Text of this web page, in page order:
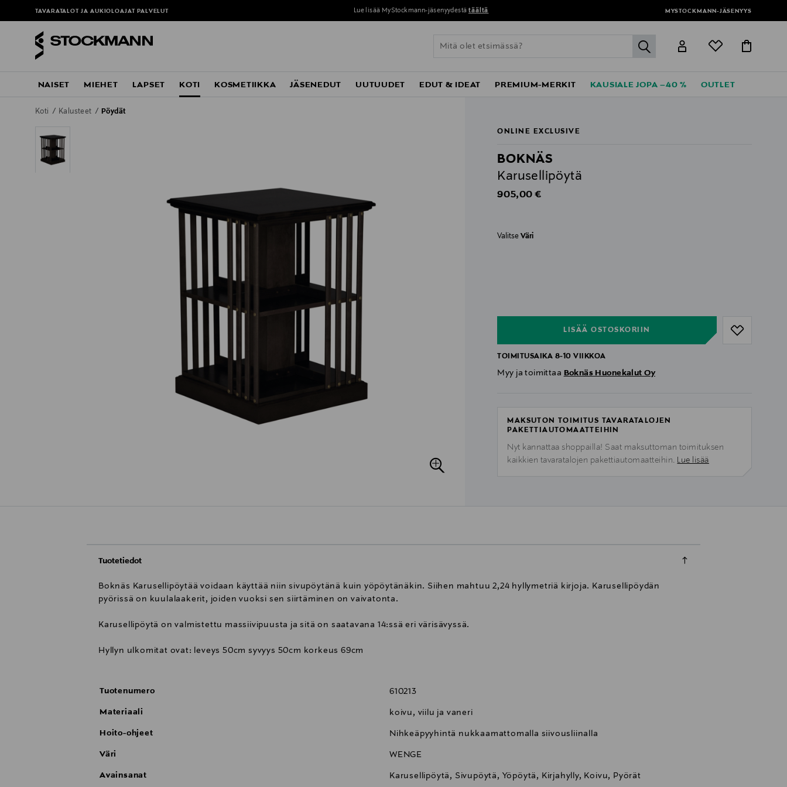
TAVARATALOT JA AUKIOLOAJAT PALVELUT Lue lisää MyStockmann-jäsenyydestä täältä MYSTOCKMANN-JÄSENYYS
label.header.go
NAISET MIEHET LAPSET KOTI KOSMETIIKKA JÄSENEDUT UUTUUDET EDUT & IDEAT PREMIUM-MERKIT KAUSIALE JOPA –40 % OUTLET
Koti Kalusteet Pöydät
ONLINE EXCLUSIVE
BOKNÄS
Karusellipöytä
Original Price
905,00 €
ValitseVäri
LISÄÄ OSTOSKORIIN
TOIMITUSAIKA 8-10 VIIKKOA
Myy ja toimittaa Boknäs Huonekalut Oy
MAKSUTON TOIMITUS TAVARATALOJEN
PAKETTIAUTOMAATTEIHIN
Nyt kannattaa shoppailla! Saat maksuttoman toimituksen
kaikkien tavaratalojen pakettiautomaatteihin. Lue lisää
Tuotetiedot
Boknäs Karusellipöytää voidaan käyttää niin sivupöytänä kuin yöpöytänäkin. Siihen mahtuu 2,24 hyllymetriä kirjoja. Karusellipöydän
pyörissä on kuulalaakerit, joiden vuoksi sen siirtäminen on vaivatonta.
Karusellipöytä on valmistettu massiivipuusta ja sitä on saatavana 14:ssä eri värisävyssä.
Hyllyn ulkomitat ovat: leveys 50cm syvyys 50cm korkeus 69cm
Tuotenumero 610213
Materiaali koivu, viilu ja vaneri
Hoito-ohjeet Nihkeäpyyhintä nukkaamattomalla siivousliinalla
Väri WENGE
Avainsanat Karusellipöytä, Sivupöytä, Yöpöytä, Kirjahylly, Koivu, Pyörät